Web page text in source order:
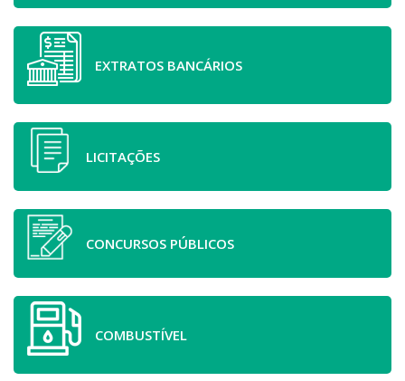
EXTRATOS BANCÁRIOS
LICITAÇÕES
CONCURSOS PÚBLICOS
COMBUSTÍVEL